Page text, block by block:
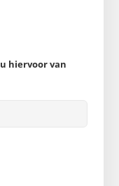
hiervoor van